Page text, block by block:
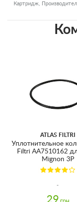
Картридж,
ATLAS FILTRI
Уплотнительное
Filtri AA7510162
Mignon 3P
29